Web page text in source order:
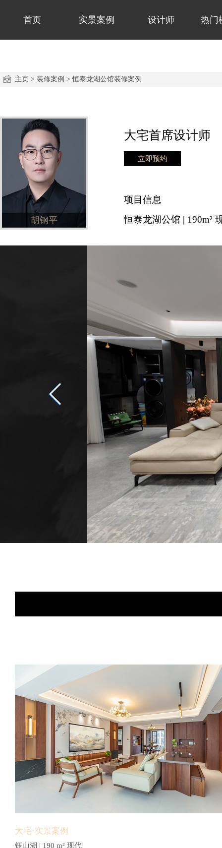
首页 实景案例 设计师 热门
主页 > 装修案例 >恒泰龙湖公馆装修案例
胡钢平
大宅首席设计师
立即预约
项目信息
恒泰龙湖公馆 | 190m²
大宅·实景案例
钰山湖 | 190 m² 现代